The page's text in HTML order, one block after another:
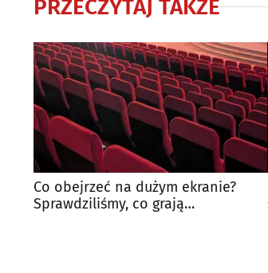
PRZECZYTAJ TAKŻE
Co obejrzeć na dużym ekranie?
Sprawdziliśmy, co grają